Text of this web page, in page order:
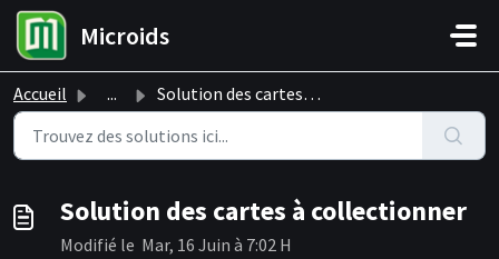
Passer au contenu principal
Microids
Accueil ... Solution des cartes à collectionner
Solution des cartes à collectionner
Modifié le Mar, 16 Juin à 7:02 H